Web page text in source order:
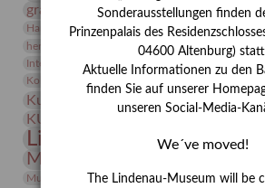
grafische sammlung griechische
Hanns-Conon von der Gabelentz Heinrich
herman de vries Humboldt
Insekten
Integriertes Schädlingsmanagement
Kolosseum
Kunstmuseum Kunstvermittlung
KUNSTWAND Künstler
Lindenau-Museum Marstall
Museumsgeschichte
Museumspädagogik Mäzen Napoleon
Sonderausstellungen finden
Prinzenpalais des
04600 Altenburg)
Aktuelle Informationen zu den
finden Sie auf unserer
unseren Social-Media-
We´ve moved!
The Lindenau-Museum will be